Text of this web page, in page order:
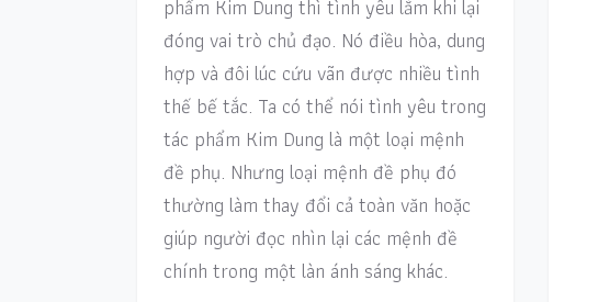
phẩm Kim Dung thì tình yêu lắm khi lại
đóng vai trò chủ đạo. Nó điều hòa, dung
hợp và đôi lúc cứu vãn được nhiều tình
thế bế tắc. Ta có thể nói tình yêu trong
tác phẩm Kim Dung là một loại mệnh
đề phụ. Nhưng loại mệnh đề phụ đó
thường làm thay đổi cả toàn văn hoặc
giúp người đọc nhìn lại các mệnh đề
chính trong một làn ánh sáng khác.